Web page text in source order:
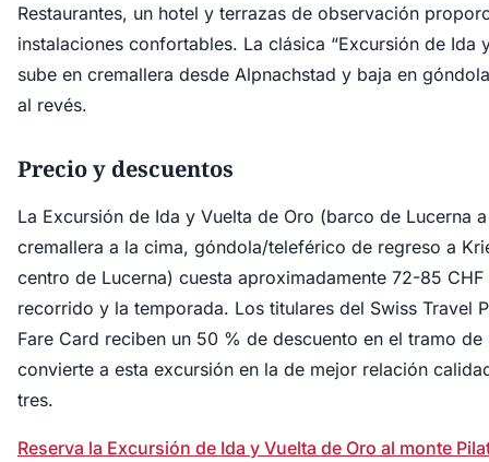
Restaurantes, un hotel y terrazas de observación
instalaciones confortables. La clásica “Excursión de Ida
sube en cremallera desde Alpnachstad y baja en
al revés.
Precio y descuentos
La Excursión de Ida y Vuelta de Oro (barco de Lucerna
cremallera a la cima, góndola/teleférico de regreso a
centro de Lucerna) cuesta aproximadamente 72-85 CHF
recorrido y la temporada. Los titulares del Swiss Travel
Fare Card reciben un 50 % de descuento en el tramo
convierte a esta excursión en la de mejor relación
tres.
Reserva la Excursión de Ida y Vuelta de Oro al monte